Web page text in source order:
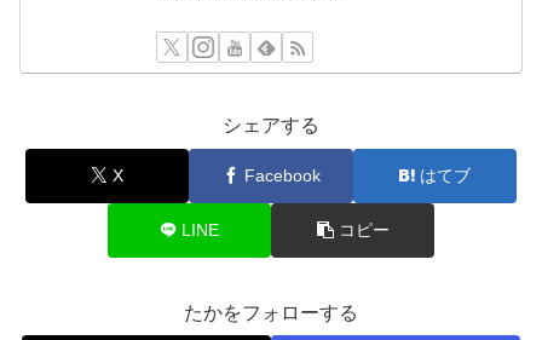
シェアする
X Facebook はてブ
LINE コピー
たかをフォローする